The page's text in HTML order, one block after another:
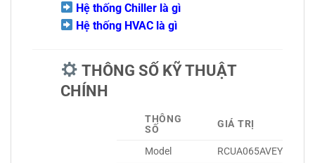
Hệ thống Chiller là gì
Hệ thống HVAC là gì
THÔNG SỐ KỸ THUẬT
CHÍNH
THÔNG
SỐ
GIÁ TRỊ
Model
RCUA065AVEY